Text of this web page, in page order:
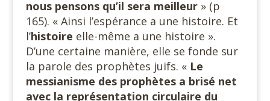
nous pensons qu’il sera meilleur » (p
165). « Ainsi l’espérance a une histoire. Et
l’histoire elle-même a une histoire ».
D’une certaine manière, elle se fonde sur
la parole des prophètes juifs. « Le
messianisme des prophètes a brisé net
avec la représentation circulaire du